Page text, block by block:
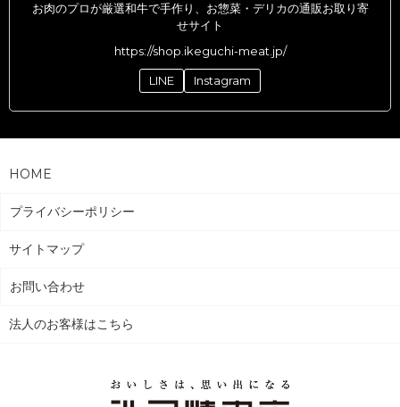
お肉のプロが厳選和牛で手作り、お惣菜・デリカの通販お取り寄
せサイト
https://shop.ikeguchi-meat.jp/
LINE Instagram
HOME
プライバシーポリシー
サイトマップ
お問い合わせ
法人のお客様はこちら